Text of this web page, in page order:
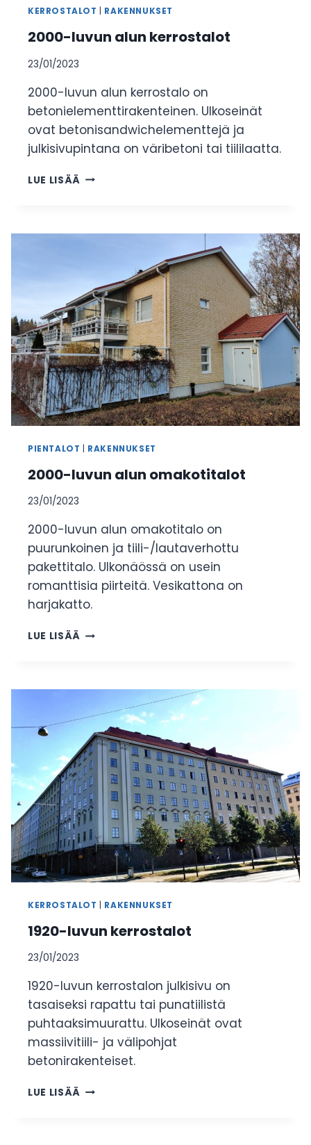
KERROSTALOT RAKENNUKSET
2000-luvun alun kerrostalot
23/01/2023
2000-luvun alun kerrostalo on
betonielementtirakenteinen. Ulkoseinät
ovat betonisandwichelementtejä ja
julkisivupintana on väribetoni tai tiililaatta.
LUE LISÄÄ 2000-
PIENTALOT RAKENNUKSET
2000-luvun alun omakotitalot
23/01/2023
2000-luvun alun omakotitalo on
puurunkoinen ja tiili-/lautaverhottu
pakettitalo. Ulkonäössä on usein
romanttisia piirteitä. Vesikattona on
harjakatto.
LUE LISÄÄ 2000-
KERROSTALOT RAKENNUKSET
1920-luvun kerrostalot
23/01/2023
1920-luvun kerrostalon julkisivu on
tasaiseksi rapattu tai punatiilistä
puhtaaksimuurattu. Ulkoseinät ovat
massiivitiili- ja välipohjat
betonirakenteiset.
LUE LISÄÄ 1920-